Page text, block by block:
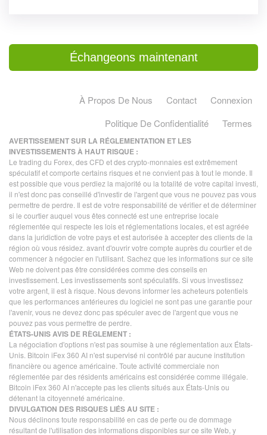
Échangeons maintenant
À Propos De Nous Contact
Connexion
Politique De Confidentialité
Termes
AVERTISSEMENT SUR LA RÉGLEMENTATION ET LES
INVESTISSEMENTS À HAUT RISQUE :
Le trading du Forex, des CFD et des crypto-monnaies est extrêmement
spéculatif et comporte certains risques et ne convient pas à tout le monde. Il
est possible que vous perdiez la majorité ou la totalité de votre capital investi,
il n'est donc pas conseillé d'investir de l'argent que vous ne pouvez pas vous
permettre de perdre. Il est de votre responsabilité de vérifier et de déterminer
si le courtier auquel vous êtes connecté est une entreprise locale
réglementée qui respecte les lois et réglementations locales, et est agréée
dans la juridiction de votre pays et est autorisée à accepter des clients de la
région où vous résidez. avant d'ouvrir votre compte auprès du courtier et de
commencer à négocier en l'utilisant. Sachez que les informations sur ce site
Web ne doivent pas être considérées comme des conseils en
investissement. Les investissements sont spéculatifs. Si vous investissez
votre argent, il est à risque. Nous devons informer les acheteurs potentiels
que les performances antérieures du logiciel ne sont pas une garantie pour
l'avenir, vous ne devez donc pas spéculer avec de l'argent que vous ne
pouvez pas vous permettre de perdre.
ÉTATS-UNIS AVIS DE RÈGLEMENT :
La négociation d'options n'est pas soumise à une réglementation aux États-
Unis. Bitcoin iFex 360 AI n'est supervisé ni contrôlé par aucune institution
financière ou agence américaine. Toute activité commerciale non
réglementée par des résidents américains est considérée comme illégale.
Bitcoin iFex 360 AI n'accepte pas les clients situés aux États-Unis ou
détenant la citoyenneté américaine.
DIVULGATION DES RISQUES LIÉS AU SITE :
Nous déclinons toute responsabilité en cas de perte ou de dommage
résultant de l'utilisation des informations disponibles sur ce site Web, y